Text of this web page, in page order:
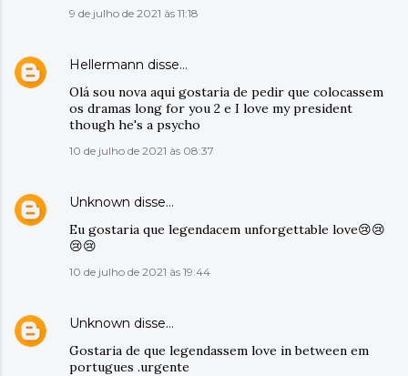
9 de julho de 2021 às 11:18
Hellermann disse…
Olá sou nova aqui gostaria de pedir que colocassem
os dramas long for you 2 e I love my president
though he's a psycho
10 de julho de 2021 às 08:37
Unknown disse…
Eu gostaria que legendacem unforgettable love😢😢
😢😢
10 de julho de 2021 às 19:44
Unknown disse…
Gostaria de que legendassem love in between em
portugues .urgente